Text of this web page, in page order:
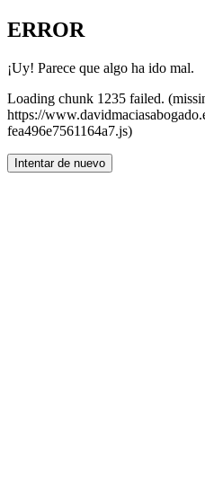
ERROR
¡Uy! Parece que algo ha ido mal.
Loading chunk 1235 failed.
https://
fea496e7561164a7.js)
Intentar de nuevo